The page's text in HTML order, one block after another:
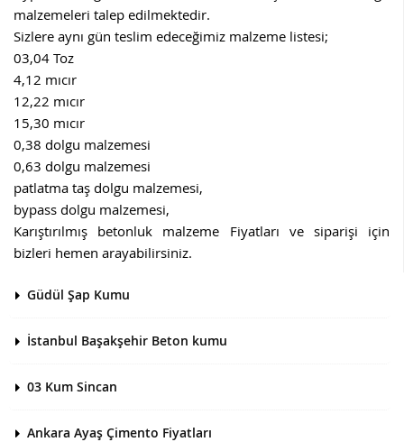
malzemeleri talep edilmektedir.
Sizlere aynı gün teslim edeceğimiz malzeme listesi;
03,04 Toz
4,12 mıcır
12,22 mıcır
15,30 mıcır
0,38 dolgu malzemesi
0,63 dolgu malzemesi
patlatma taş dolgu malzemesi,
bypass dolgu malzemesi,
Karıştırılmış betonluk malzeme Fiyatları ve siparişi için
bizleri hemen arayabilirsiniz.
Güdül Şap Kumu
İstanbul Başakşehir Beton kumu
03 Kum Sincan
Ankara Ayaş Çimento Fiyatları